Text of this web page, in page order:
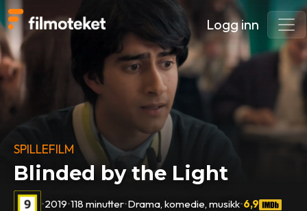
Logg inn
SPILLEFILM
Blinded by the Light
•2019•118 minutter•Drama, komedie, musikk•6,9